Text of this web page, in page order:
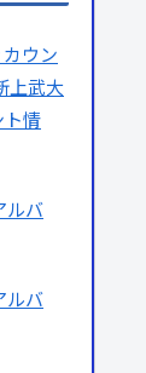
ウン
上武大
ト情
ルバ
ルバ